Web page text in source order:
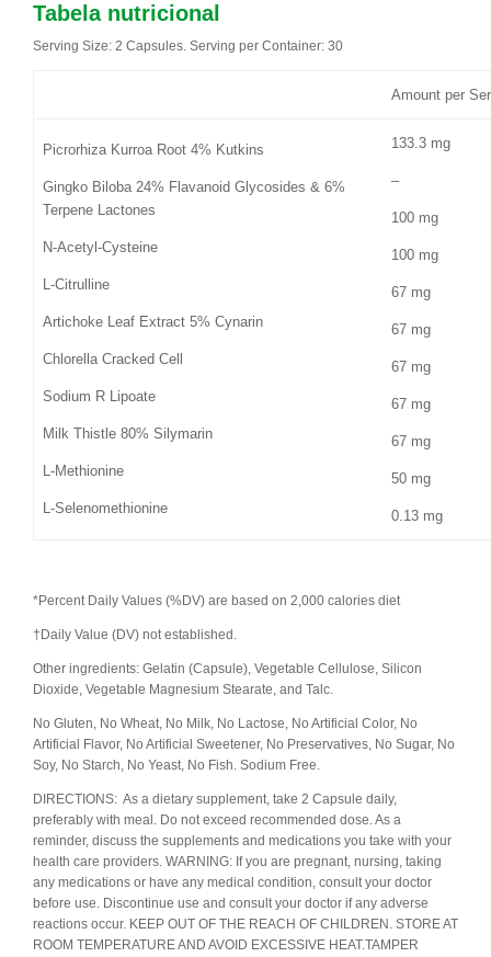
Tabela nutricional
Serving Size: 2 Capsules. Serving per Container: 30
Amount per
Picrorhiza Kurroa Root 4% Kutkins
Gingko Biloba 24% Flavanoid Glycosides & 6%
Terpene Lactones
N-Acetyl-Cysteine
L-Citrulline
Artichoke Leaf Extract 5% Cynarin
Chlorella Cracked Cell
Sodium R Lipoate
Milk Thistle 80% Silymarin
L-Methionine
L-Selenomethionine
133.3 mg
–
100 mg
100 mg
67 mg
67 mg
67 mg
67 mg
67 mg
50 mg
0.13 mg
*Percent Daily Values (%DV) are based on 2,000 calories diet
†Daily Value (DV) not established.
Other ingredients: Gelatin (Capsule), Vegetable Cellulose, Silicon
Dioxide, Vegetable Magnesium Stearate, and Talc.
No Gluten, No Wheat, No Milk, No Lactose, No Artificial Color, No
Artificial Flavor, No Artificial Sweetener, No Preservatives, No Sugar, No
Soy, No Starch, No Yeast, No Fish. Sodium Free.
DIRECTIONS: As a dietary supplement, take 2 Capsule daily,
preferably with meal. Do not exceed recommended dose. As a
reminder, discuss the supplements and medications you take with your
health care providers. WARNING: If you are pregnant, nursing, taking
any medications or have any medical condition, consult your doctor
before use. Discontinue use and consult your doctor if any adverse
reactions occur. KEEP OUT OF THE REACH OF CHILDREN. STORE AT
ROOM TEMPERATURE AND AVOID EXCESSIVE HEAT.TAMPER